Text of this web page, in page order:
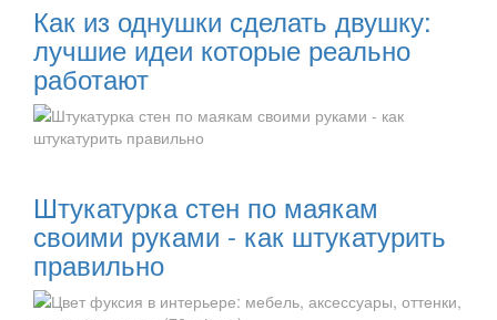
Как из однушки сделать двушку:
лучшие идеи которые реально
работают
Штукатурка стен по маякам
своими руками - как штукатурить
правильно